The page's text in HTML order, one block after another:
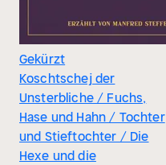
Gekürzt
Koschtschej der
Unsterbliche / Fuchs,
Hase und Hahn / Tochter
und Stieftochter / Die
Hexe und die